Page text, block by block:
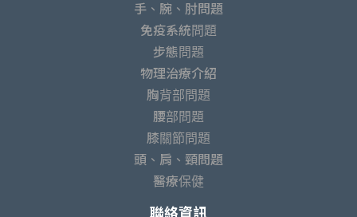
手、腕、肘問題
免疫系統問題
步態問題
物理治療介紹
胸背部問題
腰部問題
膝關節問題
頭、肩、頸問題
醫療保健
聯絡資訊